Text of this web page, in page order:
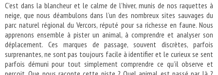
C’est dans la blancheur et le calme de l’hiver, munis de nos raquettes à
neige, que nous déambulons dans l’un des nombreux sites sauvages du
parc naturel régional du Vercors, réputé pour sa richesse en faune. Nous
apprenons ensemble à pister un animal, à comprendre et analyser son
déplacement. Ces marques de passage, souvent discrètes, parfois
surprenantes, ne sont pas toujours facile à identifier et le curieux se sent
parfois démuni pour tout simplement comprendre ce qu’il observe et